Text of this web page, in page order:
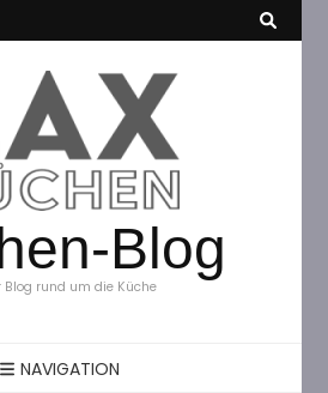
Blog
Blog rund um die Küche
NAVIGATION